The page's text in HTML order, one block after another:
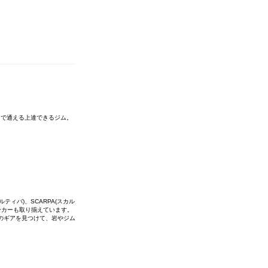
通える上達できるジム。
ティバ)、SCARPA(スカル
ーも取り揃えています。
ギアを見つけて、岩やジム